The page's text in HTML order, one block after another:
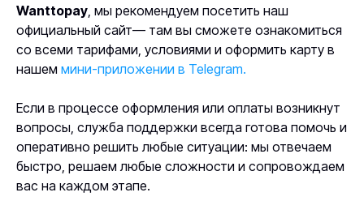
Wanttopay, мы рекомендуем посетить наш
официальный сайт— там вы сможете ознакомиться
со всеми тарифами, условиями и оформить карту в
нашем мини-приложении в Telegram.
Если в процессе оформления или оплаты возникнут
вопросы, служба поддержки всегда готова помочь и
оперативно решить любые ситуации: мы отвечаем
быстро, решаем любые сложности и сопровождаем
вас на каждом этапе.